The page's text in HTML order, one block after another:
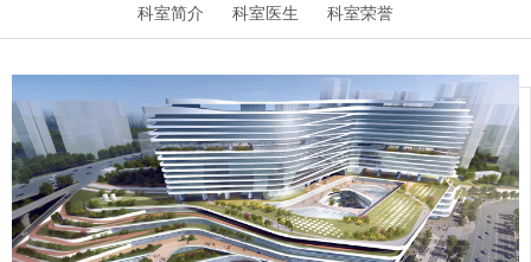
科室简介 科室医生 科室荣誉